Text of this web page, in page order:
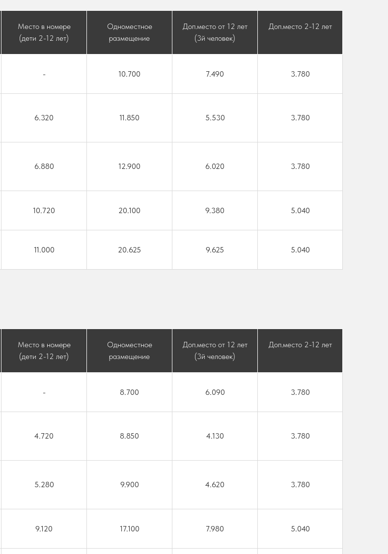
Место в номере
(дети 2-12 лет)
Одноместное
размещение
Доп.место от 12 лет
(3й человек)
Доп.место 2-12 лет
- 10.700 7.490 3.780
6.320 11.850 5.530 3.780
6.880 12.900 6.020 3.780
10.720 20.100 9.380 5.040
11.000 20.625 9.625 5.040
Место в номере
(дети 2-12 лет)
Одноместное
размещение
Доп.место от 12 лет
(3й человек)
Доп.место 2-12 лет
- 8.700 6.090 3.780
4.720 8.850 4.130 3.780
5.280 9.900 4.620 3.780
9.120 17.100 7.980 5.040